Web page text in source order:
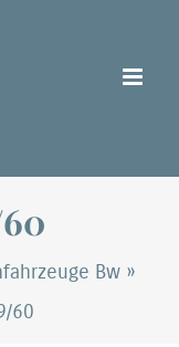
Bw»
60